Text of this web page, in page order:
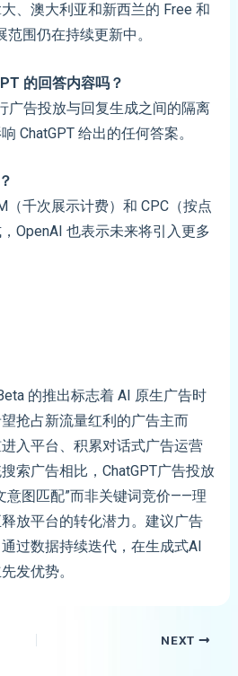
、澳大利亚和新西兰的 Free 和
围仍在持续更新中。
的回答内容吗？
广告投放与回复生成之间的隔离
ChatGPT 给出的任何答案。
（千次展示计费）和 CPC（按点
OpenAI 也表示未来将引入更多
的推出标志着 AI 原生广告时
抢占新流量红利的广告主而
入平台、积累对话式广告运营
索广告相比，ChatGPT广告投放
意图匹配”而非关键词竞价——理
放平台的转化潜力。建议广告
过数据持续迭代，在生成式AI
发优势。
NEXT